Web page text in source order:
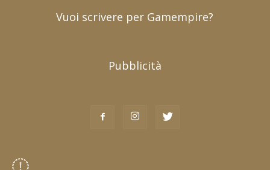
Vuoi scrivere per Gamempire?
Pubblicità